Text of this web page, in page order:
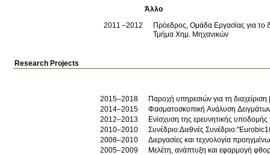
Άλλο
2011
2012
Πρόεδρος, Ομάδα Εργασίας για το
Τμήμα Χημ. Μηχανικών
Research Projects
2015–2018
Παροχή υπηρεσιών για τη
2014–2015
Φασματοσκοπική Ανάλυση
2012–2013
Ενίσχυση της ερευνητικής
2010–2010
Συνέδριο:Διεθνές
2008–2010
Διεργασίες και τεχνολογία
2005–2009
Μελέτη, ανάπτυξη και εφαρμογή